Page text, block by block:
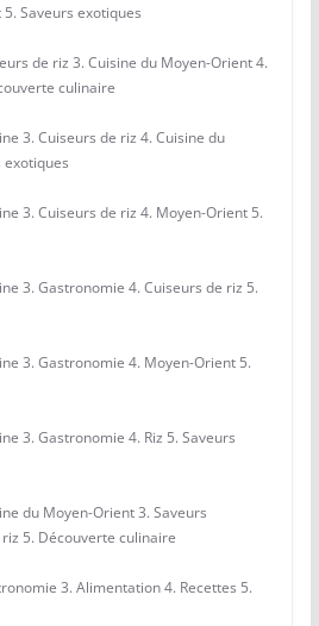
Saveurs exotiques
de riz 3. Cuisine du Moyen-Orient 4.
culinaire
3. Cuiseurs de riz 4. Cuisine du
exotiques
3. Cuiseurs de riz 4. Moyen-Orient 5.
3. Gastronomie 4. Cuiseurs de riz 5.
3. Gastronomie 4. Moyen-Orient 5.
3. Gastronomie 4. Riz 5. Saveurs
du Moyen-Orient 3. Saveurs
5. Découverte culinaire
3. Alimentation 4. Recettes 5.